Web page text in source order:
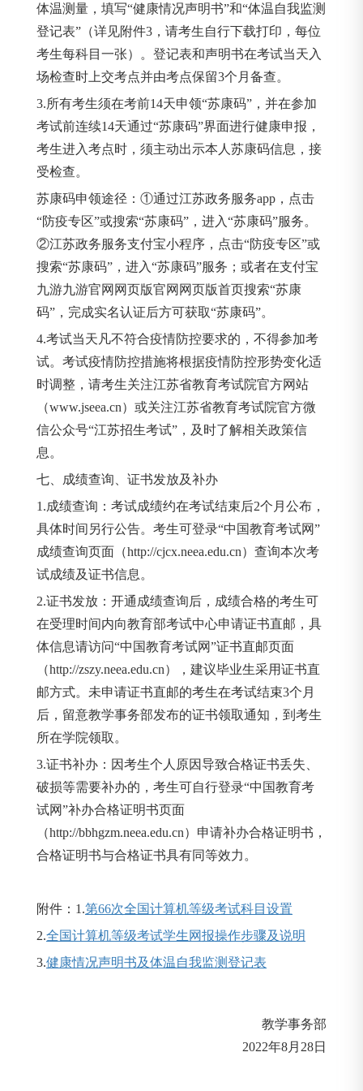
体温测量，填写“健康情况声明书”和“体温自我监测
登记表”（详见附件3，请考生自行下载打印，每位
考生每科目一张）。登记表和声明书在考试当天入
场检查时上交考点并由考点保留3个月备查。
3.所有考生须在考前14天申领“苏康码”，并在参加
考试前连续14天通过“苏康码”界面进行健康申报，
考生进入考点时，须主动出示本人苏康码信息，接
受检查。
苏康码申领途径：①通过江苏政务服务app，点击
“防疫专区”或搜索“苏康码”，进入“苏康码”服务。
②江苏政务服务支付宝小程序，点击“防疫专区”或
搜索“苏康码”，进入“苏康码”服务；或者在支付宝
九游九游官网网页版官网网页版首页搜索“苏康
码”，完成实名认证后方可获取“苏康码”。
4.考试当天凡不符合疫情防控要求的，不得参加考
试。考试疫情防控措施将根据疫情防控形势变化适
时调整，请考生关注江苏省教育考试院官方网站
（www.jseea.cn）或关注江苏省教育考试院官方微
信公众号“江苏招生考试”，及时了解相关政策信
息。
七、成绩查询、证书发放及补办
1.成绩查询：考试成绩约在考试结束后2个月公布，
具体时间另行公告。考生可登录“中国教育考试网”
成绩查询页面（http://cjcx.neea.edu.cn）查询本次考
试成绩及证书信息。
2.证书发放：开通成绩查询后，成绩合格的考生可
在受理时间内向教育部考试中心申请证书直邮，具
体信息请访问“中国教育考试网”证书直邮页面
（http://zszy.neea.edu.cn），建议毕业生采用证书直
邮方式。未申请证书直邮的考生在考试结束3个月
后，留意教学事务部发布的证书领取通知，到考生
所在学院领取。
3.证书补办：因考生个人原因导致合格证书丢失、
破损等需要补办的，考生可自行登录“中国教育考
试网”补办合格证明书页面
（http://bbhgzm.neea.edu.cn）申请补办合格证明书，
合格证明书与合格证书具有同等效力。
附件：1.第66次全国计算机等级考试科目设置
2.全国计算机等级考试学生网报操作步骤及说明
3.健康情况声明书及体温自我监测登记表
教学事务部
2022年8月28日